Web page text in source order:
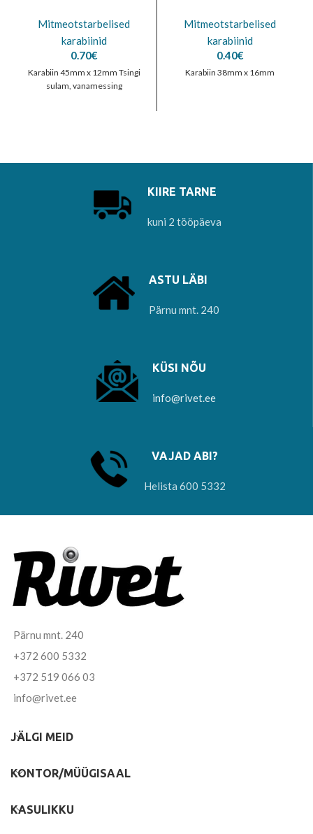
Mitmeotstarbelised
karabiinid
0.70€
Karabiin 45mm x 12mm Tsingi
sulam, vanamessing
Mitmeotstarbelised
karabiinid
0.40€
Karabiin 38mm x 16mm
KIIRE TARNE
kuni 2 tööpäeva
ASTU LÄBI
Pärnu mnt. 240
KÜSI NÕU
info@rivet.ee
VAJAD ABI?
Helista 600 5332
Pärnu mnt. 240
+372 600 5332
+372 519 066 03
info@rivet.ee
JÄLGI MEID
KONTOR/MÜÜGISAAL
KASULIKKU